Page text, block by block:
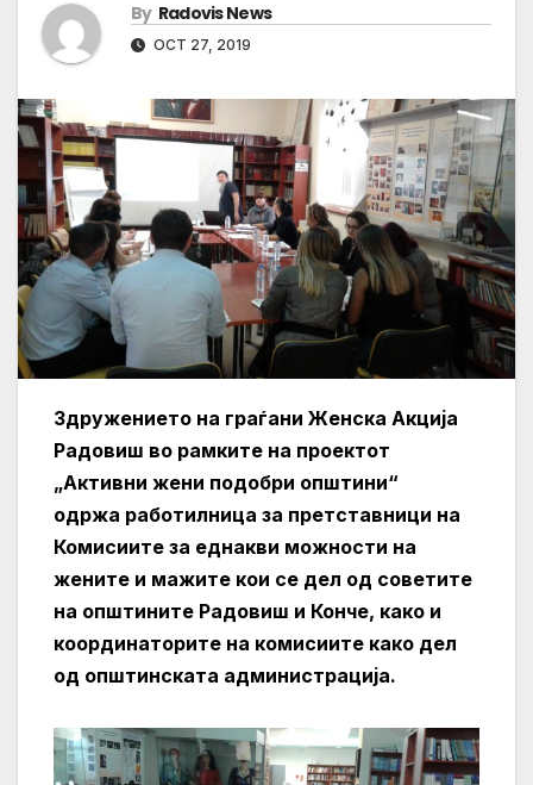
By Radovis News
OCT 27, 2019
Здружението на граѓани Женска Акција
Радовиш во рамките на проектот
„Активни жени подобри општини“
одржа работилница за претставници на
Комисиите за еднакви можности на
жените и мажите кои се дел од советите
на општините Радовиш и Конче, како и
координаторите на комисиите како дел
од општинската администрација.